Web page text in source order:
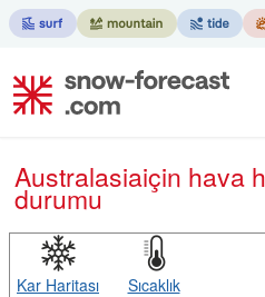
Australasiaiçin hava
durumu
Kar Haritası
Sıcaklık